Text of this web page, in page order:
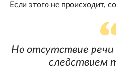
Если этого не происходит,
Но отсутствие речи
следствием